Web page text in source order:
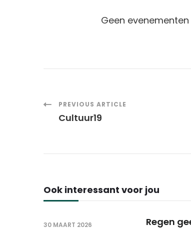
Geen
Post
PREVIOUS ARTICLE
Cultuur19
Ook interessant voor jou
30 MAART 2026 Regen